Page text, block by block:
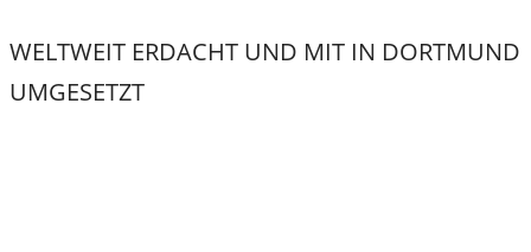
WELTWEIT ERDACHT UND MIT IN DORTMUND
UMGESETZT